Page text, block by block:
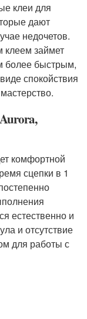
клеи для
дают
недочетов.
займет
более быстрым,
спокойствия
комфортной
сцепки в 1
естественно и
и отсутствие
для работы с